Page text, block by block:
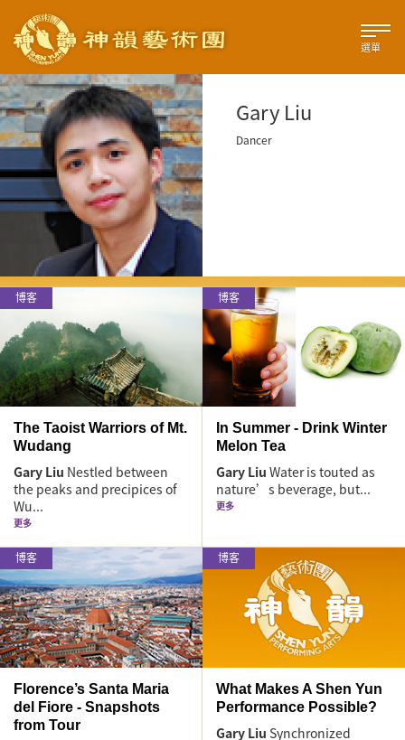
選單
Gary Liu
Dancer
博客
The Taoist Warriors of Mt.
Wudang
Gary Liu Nestled between
the peaks and precipices of
Wu...
更多
博客
In Summer - Drink Winter
Melon Tea
Gary Liu Water is touted as
nature’s beverage, but...
更多
博客
Florence’s Santa Maria
del Fiore - Snapshots
from Tour
博客
What Makes A Shen Yun
Performance Possible?
Gary Liu Synchronized